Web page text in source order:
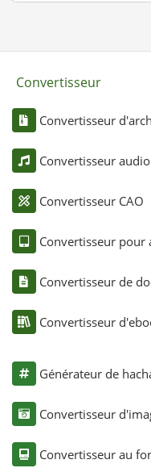
Convertisseur
Convertisseur
Convertisseur audio
Convertisseur CAO
Convertisseur pour
Convertisseur de
Convertisseur
Générateur de
Convertisseur
Convertisseur au